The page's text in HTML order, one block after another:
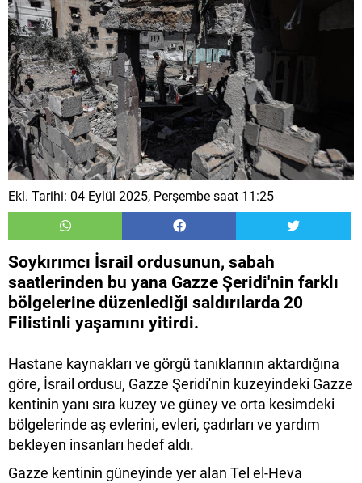
Ekl. Tarihi: 04 Eylül 2025, Perşembe saat 11:25
Soykırımcı İsrail ordusunun, sabah
saatlerinden bu yana Gazze Şeridi'nin farklı
bölgelerine düzenlediği saldırılarda 20
Filistinli yaşamını yitirdi.
Hastane kaynakları ve görgü tanıklarının aktardığına
göre, İsrail ordusu, Gazze Şeridi'nin kuzeyindeki Gazze
kentinin yanı sıra kuzey ve güney ve orta kesimdeki
bölgelerinde aş evlerini, evleri, çadırları ve yardım
bekleyen insanları hedef aldı.
Gazze kentinin güneyinde yer alan Tel el-Heva